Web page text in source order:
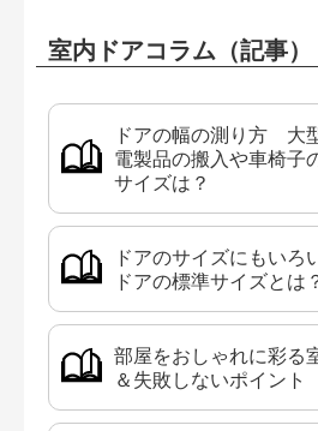
室内ドアコラム（記事）
ドアの幅の測り方 大
電製品の搬入や車椅子
サイズは？
ドアのサイズにもいろ
ドアの標準サイズとは
部屋をおしゃれに彩る
＆失敗しないポイント